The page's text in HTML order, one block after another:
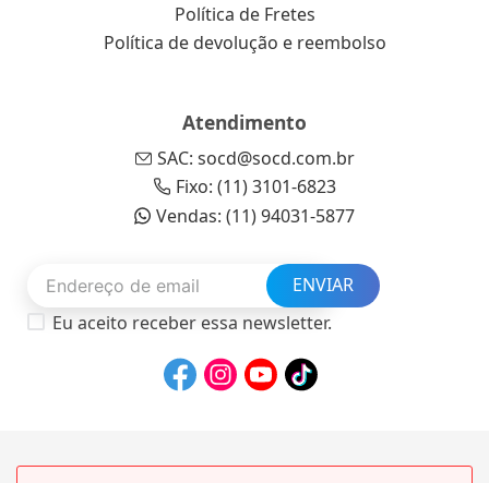
Política de Fretes
Política de devolução e reembolso
Atendimento
SAC: socd@socd.com.br
Fixo: (11) 3101-6823
Vendas: (11) 94031-5877
ENVIAR
Eu aceito receber essa newsletter.